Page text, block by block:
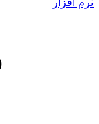
نرم افزار